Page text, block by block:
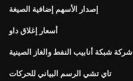
إصدار الأسهم إضافية الصيغة
أسعار إغلاق داو
شركة شبكة أنابيب النفط والغاز الصينية
تاي تشي الرسم البياني للحركات